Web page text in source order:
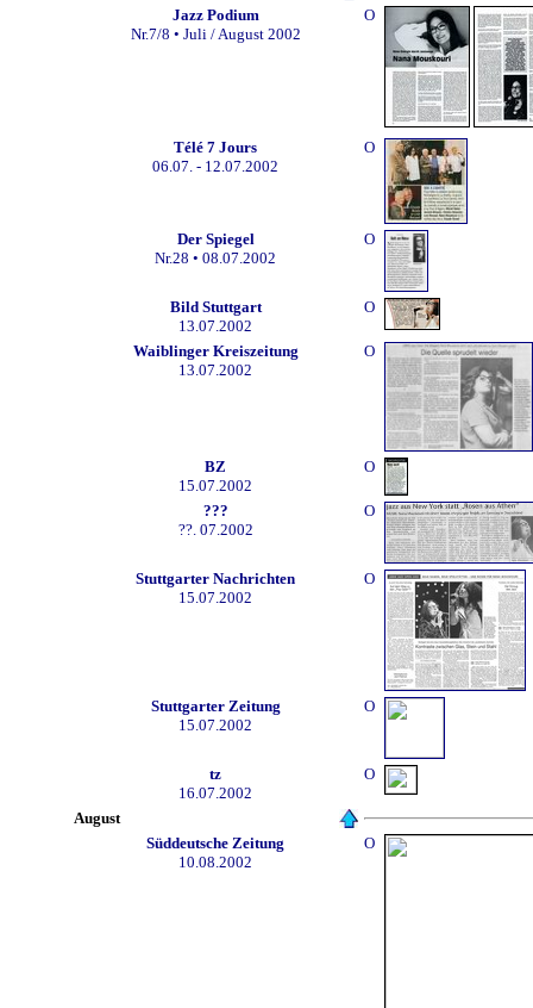
Jazz Podium
Nr.7/8 • Juli / August 2002
O
Télé 7 Jours
06.07. - 12.07.2002
O
Der Spiegel
Nr.28 • 08.07.2002
O
Bild Stuttgart
13.07.2002
O
Waiblinger Kreiszeitung
13.07.2002
O
BZ
15.07.2002
O
???
??. 07.2002
O
Stuttgarter Nachrichten
15.07.2002
O
Stuttgarter Zeitung
15.07.2002
O
tz
16.07.2002
O
August
Süddeutsche Zeitung
10.08.2002
O